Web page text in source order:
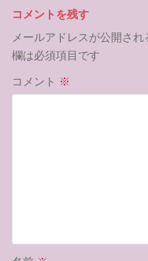
コメントを残す
メールアドレスが公開され
欄は必須項目です
コメント ※